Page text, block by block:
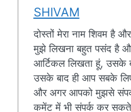
SHIVAM
दोस्तों मेरा नाम शिवम है
मुझे लिखना बहुत पसंद है
आर्टिकल लिखता हूं, उसके
उसके बाद ही आप सबके
और अगर आपको मुझसे
कमेंट में भी संपर्क कर